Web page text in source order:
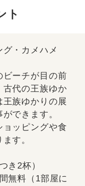
ト
グ・カメハメ
ビーチが目の前
古代の王族ゆか
王族ゆかりの展
できます。
ッピングや食
す。
き2杯）
無料（1部屋に